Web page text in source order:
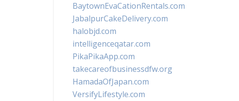
BaytownEvaCationRentals.com
JabalpurCakeDelivery.com
halobjd.com
intelligenceqatar.com
PikaPikaApp.com
takecareofbusinessdfw.org
HamadaOfJapan.com
VersifyLifestyle.com